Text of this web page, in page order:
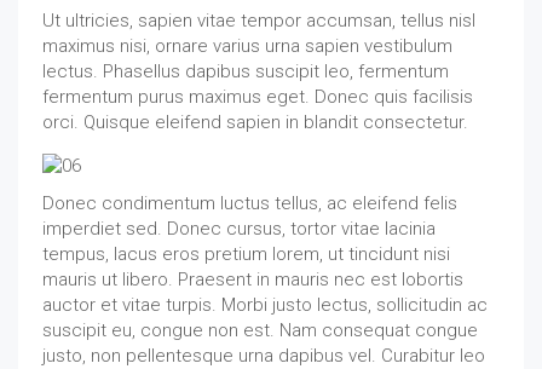
Ut ultricies, sapien vitae tempor accumsan, tellus nisl
maximus nisi, ornare varius urna sapien vestibulum
lectus. Phasellus dapibus suscipit leo, fermentum
fermentum purus maximus eget. Donec quis facilisis
orci. Quisque eleifend sapien in blandit consectetur.
Donec condimentum luctus tellus, ac eleifend felis
imperdiet sed. Donec cursus, tortor vitae lacinia
tempus, lacus eros pretium lorem, ut tincidunt nisi
mauris ut libero. Praesent in mauris nec est lobortis
auctor et vitae turpis. Morbi justo lectus, sollicitudin ac
suscipit eu, congue non est. Nam consequat congue
justo, non pellentesque urna dapibus vel. Curabitur leo